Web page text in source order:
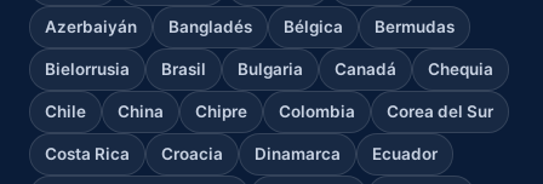
Azerbaiyán Bangladés Bélgica Bermudas
Bielorrusia Brasil Bulgaria Canadá Chequia
Chile China Chipre Colombia Corea del Sur
Costa Rica Croacia Dinamarca Ecuador